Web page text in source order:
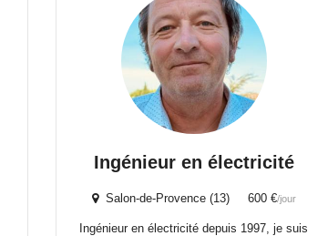
Ingénieur en électricité
Salon-de-Provence (13) 600 €/jour
Ingénieur en électricité depuis 1997, je suis